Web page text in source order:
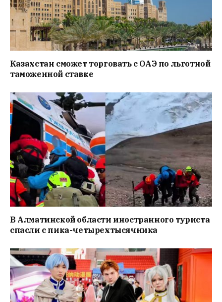
Казахстан сможет торговать с ОАЭ по льготной
таможенной ставке
В Алматинской области иностранного туриста
спасли с пика-четырехтысячника